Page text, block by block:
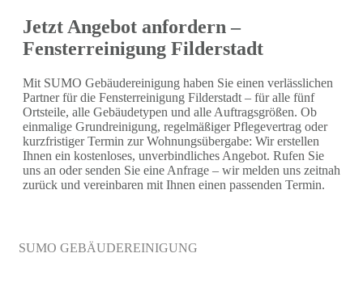
Jetzt Angebot anfordern –
Fensterreinigung Filderstadt
Mit SUMO Gebäudereinigung haben Sie einen verlässlichen
Partner für die Fensterreinigung Filderstadt – für alle fünf
Ortsteile, alle Gebäudetypen und alle Auftragsgrößen. Ob
einmalige Grundreinigung, regelmäßiger Pflegevertrag oder
kurzfristiger Termin zur Wohnungsübergabe: Wir erstellen
Ihnen ein kostenloses, unverbindliches Angebot. Rufen Sie
uns an oder senden Sie eine Anfrage – wir melden uns zeitnah
zurück und vereinbaren mit Ihnen einen passenden Termin.
SUMO GEBÄUDEREINIGUNG